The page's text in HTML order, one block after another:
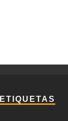
ETIQUETAS